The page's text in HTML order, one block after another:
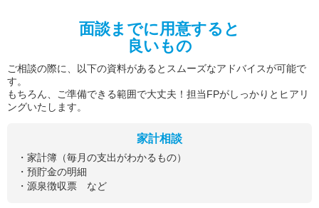
面談までに用意すると
良いもの
ご相談の際に、以下の資料があるとスムーズなアドバイスが可能で
す。
もちろん、ご準備できる範囲で大丈夫！担当FPがしっかりとヒアリ
ングいたします。
家計相談
・家計簿（毎月の支出がわかるもの）
・預貯金の明細
・源泉徴収票 など